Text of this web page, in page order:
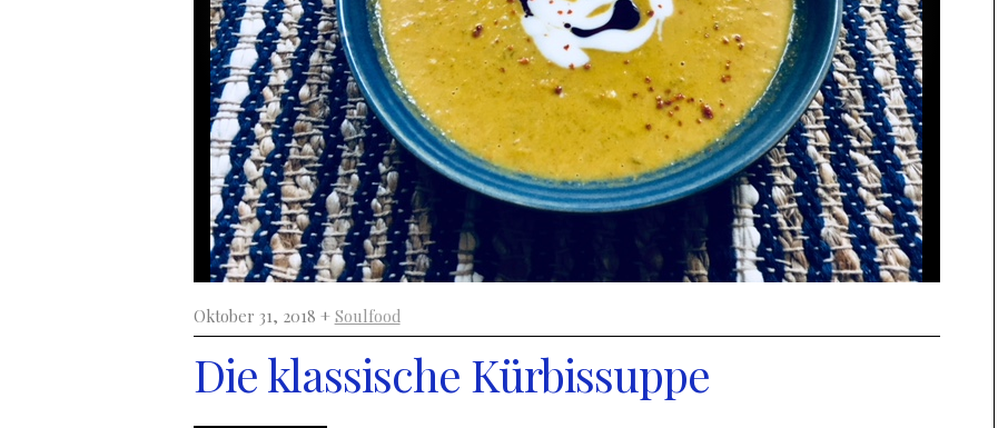
Oktober 31, 2018 + Soulfood
Die klassische Kürbissuppe